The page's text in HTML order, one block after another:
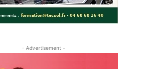
- Advertisement -